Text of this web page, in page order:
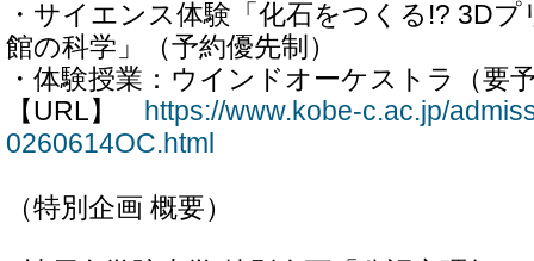
・サイエンス体験「化石をつくる!? 3D
館の科学」（予約優先制）
・体験授業：ウインドオーケストラ（要
【URL】
https://www.kobe-c.ac.jp/
0260614OC.html
（特別企画 概要）